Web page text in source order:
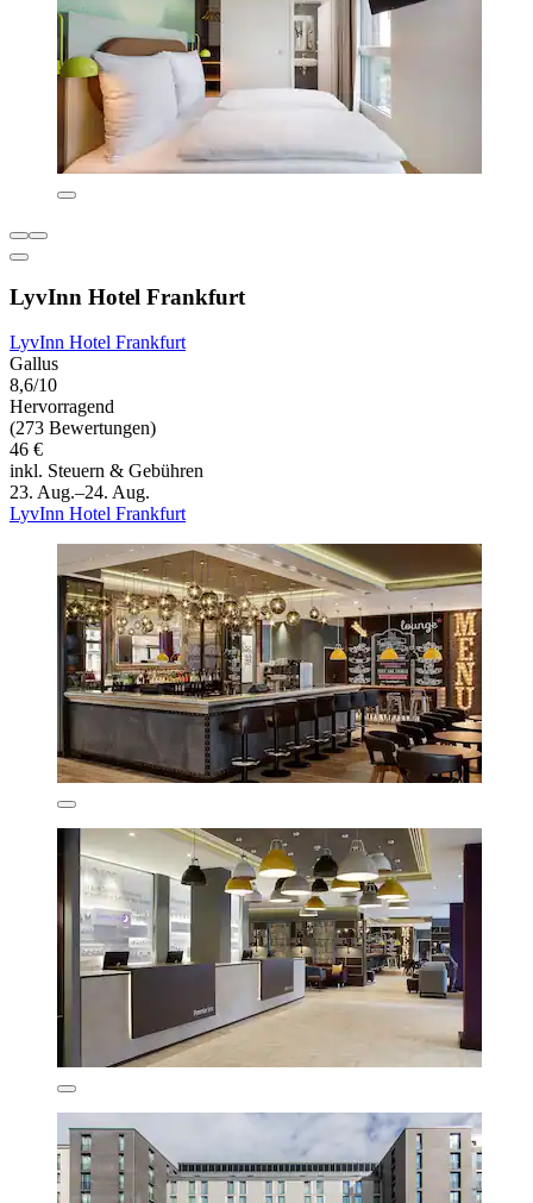
LyvInn Hotel Frankfurt
LyvInn Hotel Frankfurt
Gallus
8,6/10
Hervorragend
(273 Bewertungen)
46 €
inkl. Steuern & Gebühren
23. Aug.–24. Aug.
LyvInn Hotel Frankfurt